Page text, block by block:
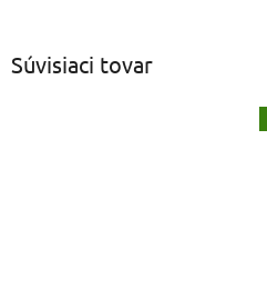
Súvisiaci tovar